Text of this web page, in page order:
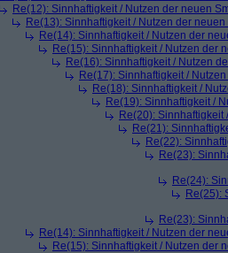
Re(12): Sinnhaftigkeit / Nutzen der neuen
Re(13): Sinnhaftigkeit / Nutzen der neuen
Re(14): Sinnhaftigkeit / Nutzen der
Re(15): Sinnhaftigkeit / Nutzen der
Re(16): Sinnhaftigkeit / Nutzen
Re(17): Sinnhaftigkeit /
Re(18): Sinnhaftigkeit /
Re(19): Sinnhaftigkeit /
Re(20): Sinnhaftigkeit
Re(21):
Re(22):
Re(23):
Re(24):
Re(25):
Re(23):
Re(14): Sinnhaftigkeit / Nutzen der
Re(15): Sinnhaftigkeit / Nutzen der